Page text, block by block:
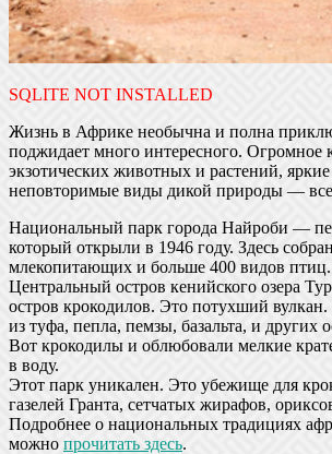
SQLITE NOT INSTALLED
Жизнь в Африке необычна и полна
поджидает много интересного. Огромное
экзотических животных и растений,
неповторимые виды дикой природы —
Национальный парк города Найроби —
который открыли в 1946 году. Здесь
млекопитающих и больше 400 видов птиц.
Центральный остров кенийского озера
остров крокодилов. Это потухший вулкан.
из туфа, пепла, пемзы, базальта, и других
Вот крокодилы и облюбовали мелкие
в воду.
Этот парк уникален. Это убежище для
газелей Гранта, сетчатых жирафов,
Подробнее о национальных традициях
можно прочитать здесь.